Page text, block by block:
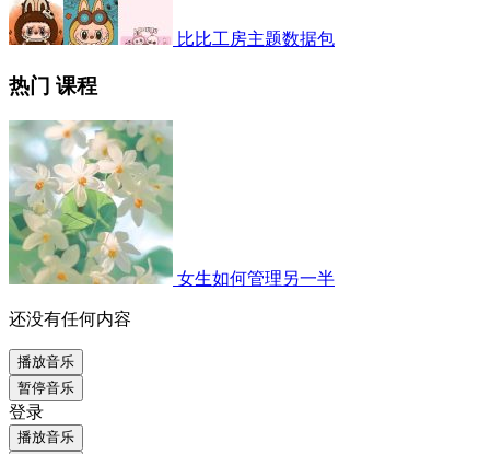
比比工房主题数据包
热门 课程
女生如何管理另一半
还没有任何内容
播放音乐
暂停音乐
登录
播放音乐